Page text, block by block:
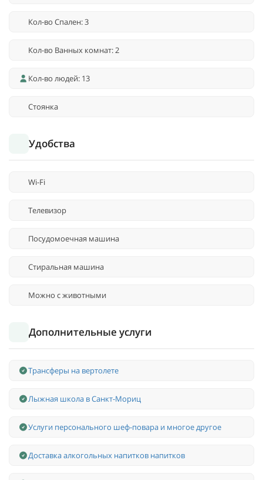
Кол-во Спален: 3
Кол-во Ванных комнат: 2
Кол-во людей: 13
Стоянка
Удобства
Wi-Fi
Телевизор
Посудомоечная машина
Стиральная машина
Можно с животными
Дополнительные услуги
Трансферы на вертолете
Лыжная школа в Санкт-Мориц
Услуги персонального шеф-повара и многое другое
Доставка алкогольных напитков напитков